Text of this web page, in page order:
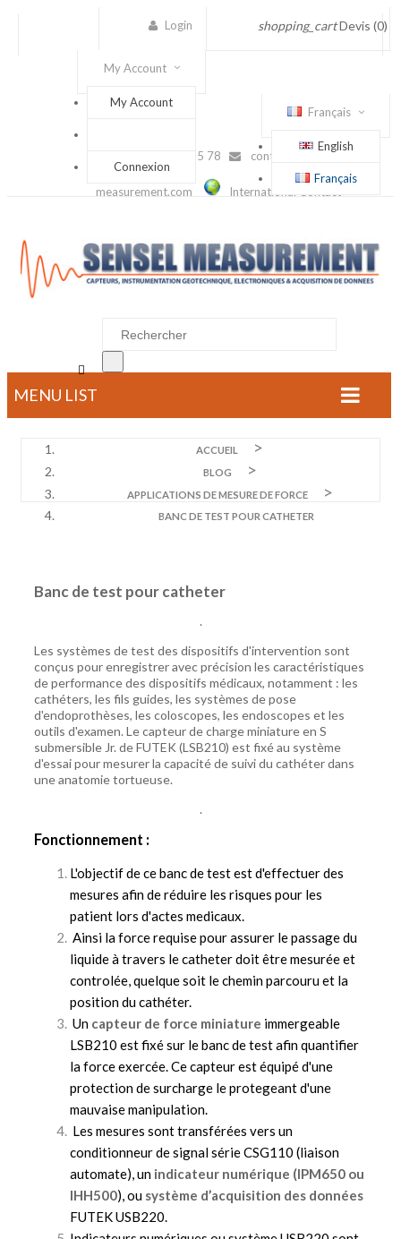
shopping_cart Devis (0)
Login
My Account
My Account
Connexion
Français
English
Français
(+33) 1 56 88 25 78 contact@sensel-
measurement.com International Contact

MENU LIST
ACCUEIL
BLOG
APPLICATIONS DE MESURE DE FORCE
BANC DE TEST POUR CATHETER
Banc de test pour catheter
.
Les systèmes de test des dispositifs d'intervention sont
conçus pour enregistrer avec précision les caractéristiques
de performance des dispositifs médicaux, notamment : les
cathéters, les fils guides, les systèmes de pose
d'endoprothèses, les coloscopes, les endoscopes et les
outils d'examen. Le capteur de charge miniature en S
submersible Jr. de FUTEK (LSB210) est fixé au système
d'essai pour mesurer la capacité de suivi du cathéter dans
une anatomie tortueuse.
.
Fonctionnement :
L'objectif de ce banc de test est d'effectuer des
mesures afin de réduire les risques pour les
patient lors d'actes medicaux.
Ainsi la force requise pour assurer le passage du
liquide à travers le catheter doit être mesurée et
controlée, quelque soit le chemin parcouru et la
position du cathéter.
Un capteur de force miniature immergeable
LSB210 est fixé sur le banc de test afin quantifier
la force exercée. Ce capteur est équipé d'une
protection de surcharge le protegeant d'une
mauvaise manipulation.
Les mesures sont transférées vers un
conditionneur de signal série CSG110 (liaison
automate), un indicateur numérique (IPM650 ou
IHH500), ou système d’acquisition des données
FUTEK USB220.